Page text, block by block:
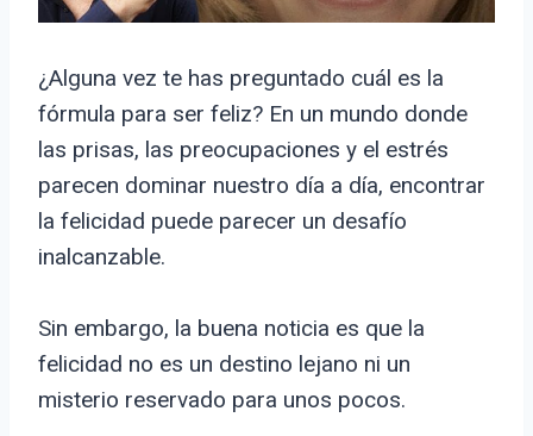
¿Alguna vez te has preguntado cuál es la
fórmula para ser feliz? En un mundo donde
las prisas, las preocupaciones y el estrés
parecen dominar nuestro día a día, encontrar
la felicidad puede parecer un desafío
inalcanzable.
Sin embargo, la buena noticia es que la
felicidad no es un destino lejano ni un
misterio reservado para unos pocos.